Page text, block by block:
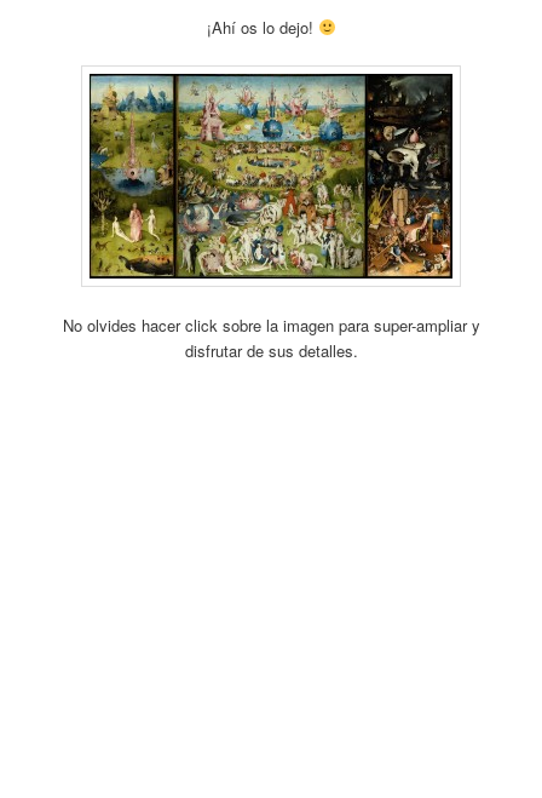
¡Ahí os lo dejo!
No olvides hacer click sobre la imagen para super-ampliar y
disfrutar de sus detalles.